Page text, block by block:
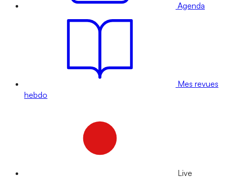
Agenda
Mes revues
hebdo
Live